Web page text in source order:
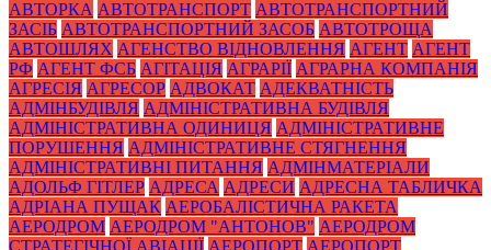
АВТОРКА АВТОТРАНСПОРТ АВТОТРАНСПОРТНИЙ
ЗАСІБ АВТОТРАНСПОРТНИЙ ЗАСОБ АВТОТРОЩА
АВТОШЛЯХ АГЕНСТВО ВІДНОВЛЕННЯ АГЕНТ АГЕНТ
РФ АГЕНТ ФСБ АГІТАЦІЯ АГРАРІЇ АГРАРНА КОМПАНІЯ
АГРЕСІЯ АГРЕСОР АДВОКАТ АДЕКВАТНІСТЬ
АДМІНБУДІВЛЯ АДМІНІСТРАТИВНА БУДІВЛЯ
АДМІНІСТРАТИВНА ОДИНИЦЯ АДМІНІСТРАТИВНЕ
ПОРУШЕННЯ АДМІНІСТРАТИВНЕ СТЯГНЕННЯ
АДМІНІСТРАТИВНІ ПИТАННЯ АДМІНМАТЕРІАЛИ
АДОЛЬФ ГІТЛЕР АДРЕСА АДРЕСИ АДРЕСНА ТАБЛИЧКА
АДРІАНА ПУЩАК АЕРОБАЛІСТИЧНА РАКЕТА
АЕРОДРОМ АЕРОДРОМ "АНТОНОВ" АЕРОДРОМ
СТРАТЕГІЧНОЇ АВІАЦІЇ АЕРОПОРТ АЕРОПОРТ